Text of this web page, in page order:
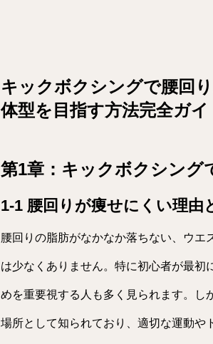
キックボクシングで腰回
体型を目指す方法完全ガイ
第1章：キックボクシング
1-1 腰回りが痩せにくい理
腰回りの脂肪がなかなか落ちない、ウエ
は少なくありません。特に初心者が最
めを重要視する人も多く見られます。し
場所として知られており、適切な運動や